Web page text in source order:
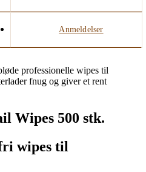
Anmeldelser
professionelle wipes til
fnug og giver et rent
Wipes 500 stk.
wipes til